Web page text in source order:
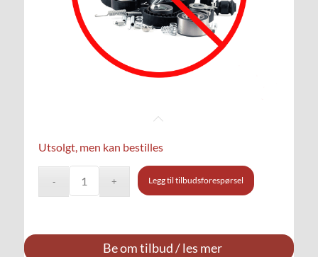
Utsolgt, men kan bestilles
Legg til tilbudsforespørsel
Be om tilbud / les mer